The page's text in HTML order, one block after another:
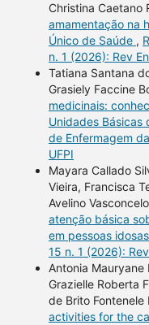
Christina Caetano
amamentação na
Único de Saúde ,
n. 1 (2026): Rev
Tatiana Santana
Grasiely Faccine
medicinais:
Unidades Básicas
de Enfermagem
UFPI
Mayara Callado
Vieira, Francisca
Avelino
atenção básica
em pessoas idosas
15 n. 1 (2026):
Antonia Mauryane
Grazielle Roberta
de Brito Fontenele
activities for the